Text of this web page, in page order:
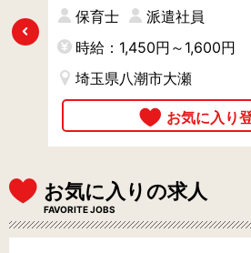
Previous
の保育サポー
保育士
派遣社員
時給：1,450円～1,600円
埼玉県八潮市大瀬
お気に入りの求人
FAVORITE JOBS